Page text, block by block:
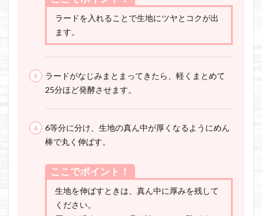
ラードを入れることで生地にツヤとコクが出
ます。
ラードがなじみまとまってきたら、軽くまとめて
25分ほど発酵させます。
6等分に分け、生地の真ん中が厚くなるようにめん
棒で丸く伸ばす。
ここでポイント！
生地を伸ばすときは、真ん中に厚みを残して
ください。